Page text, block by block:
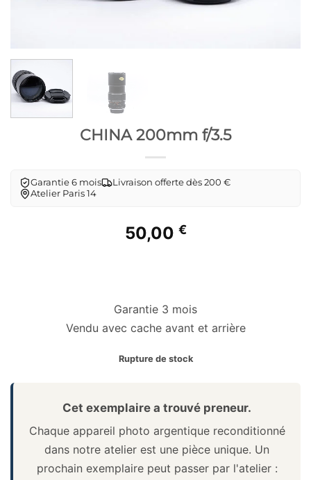
CHINA 200mm f/3.5
Garantie 6 mois
Livraison offerte dès 200 €
Atelier Paris 14
50,00 €
Garantie 3 mois
Vendu avec cache avant et arrière
Rupture de stock
Cet exemplaire a trouvé preneur.
Chaque appareil photo argentique reconditionné
dans notre atelier est une pièce unique. Un
prochain exemplaire peut passer par l'atelier :